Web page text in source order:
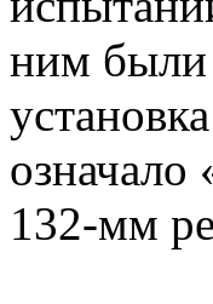
ним были
означало
132-мм